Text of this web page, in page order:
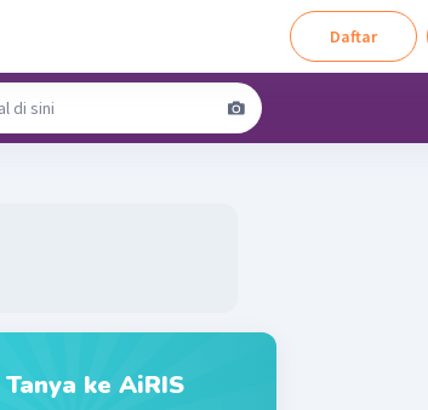
Daftar
Tanya ke AiRIS